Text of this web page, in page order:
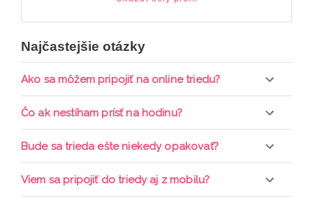
Najčastejšie otázky
Ako sa môžem pripojiť na online triedu?
Pripojenie do online triedy prebieha priamo cez
prihlásiť do triedy.
Čo ak nestíham prísť na hodinu?
Každá trieda sa nahráva a je k dispozícií po dobu 7
Bude sa trieda ešte niekedy opakovať?
Triedy sa priebežne opakujú, stačí sledovať ponuku
Viem sa pripojiť do triedy aj z mobilu?